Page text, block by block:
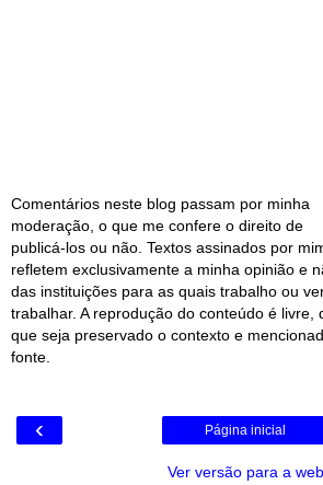
Comentários neste blog passam por minha
moderação, o que me confere o direito de
publicá-los ou não. Textos assinados por
refletem exclusivamente a minha opinião e
das instituições para as quais trabalho ou
trabalhar. A reprodução do conteúdo é livre,
que seja preservado o contexto e
fonte.
‹ Página inicial
Ver versão para a web